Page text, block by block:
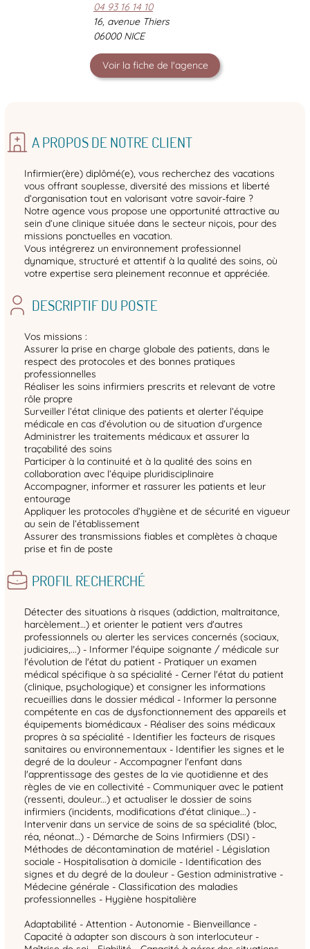
04 93 16 14 10
16, avenue Thiers
06000 NICE
Voir la fiche de l'agence
A PROPOS DE NOTRE CLIENT
Infirmier(ère) diplômé(e), vous recherchez des vacations
vous offrant souplesse, diversité des missions et liberté
d’organisation tout en valorisant votre savoir‑faire ?
Notre agence vous propose une opportunité attractive au
sein d’une clinique située dans le secteur niçois, pour des
missions ponctuelles en vacation.
Vous intégrerez un environnement professionnel
dynamique, structuré et attentif à la qualité des soins, où
votre expertise sera pleinement reconnue et appréciée.
DESCRIPTIF DU POSTE
Vos missions :
Assurer la prise en charge globale des patients, dans le
respect des protocoles et des bonnes pratiques
professionnelles
Réaliser les soins infirmiers prescrits et relevant de votre
rôle propre
Surveiller l’état clinique des patients et alerter l’équipe
médicale en cas d’évolution ou de situation d’urgence
Administrer les traitements médicaux et assurer la
traçabilité des soins
Participer à la continuité et à la qualité des soins en
collaboration avec l’équipe pluridisciplinaire
Accompagner, informer et rassurer les patients et leur
entourage
Appliquer les protocoles d’hygiène et de sécurité en vigueur
au sein de l’établissement
Assurer des transmissions fiables et complètes à chaque
prise et fin de poste
PROFIL RECHERCHÉ
Détecter des situations à risques (addiction, maltraitance,
harcèlement…) et orienter le patient vers d'autres
professionnels ou alerter les services concernés (sociaux,
judiciaires,...) - Informer l'équipe soignante / médicale sur
l'évolution de l'état du patient - Pratiquer un examen
médical spécifique à sa spécialité - Cerner l'état du patient
(clinique, psychologique) et consigner les informations
recueillies dans le dossier médical - Informer la personne
compétente en cas de dysfonctionnement des appareils et
équipements biomédicaux - Réaliser des soins médicaux
propres à sa spécialité - Identifier les facteurs de risques
sanitaires ou environnementaux - Identifier les signes et le
degré de la douleur - Accompagner l'enfant dans
l'apprentissage des gestes de la vie quotidienne et des
règles de vie en collectivité - Communiquer avec le patient
(ressenti, douleur...) et actualiser le dossier de soins
infirmiers (incidents, modifications d'état clinique...) -
Intervenir dans un service de soins de sa spécialité (bloc,
réa, néonat…) - Démarche de Soins Infirmiers (DSI) -
Méthodes de décontamination de matériel - Législation
sociale - Hospitalisation à domicile - Identification des
signes et du degré de la douleur - Gestion administrative -
Médecine générale - Classification des maladies
professionnelles - Hygiène hospitalière
Adaptabilité - Attention - Autonomie - Bienveillance -
Capacité à adapter son discours à son interlocuteur -